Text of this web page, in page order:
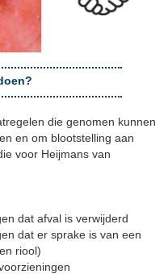
die genomen kunnen
en om blootstelling aan
voor Heijmans van
dat afval is verwijderd
dat er sprake is van een
riool)